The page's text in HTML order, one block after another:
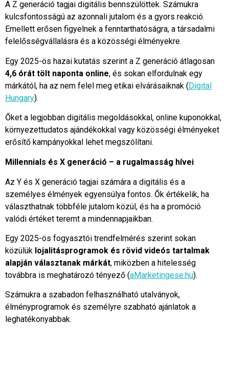
A Z generáció tagjai digitális bennszülöttek. Számukra
kulcsfontosságú az azonnali jutalom és a gyors reakció.
Emellett erősen figyelnek a fenntarthatóságra, a társadalmi
felelősségvállalásra és a közösségi élményekre.
Egy 2025-ös hazai kutatás szerint a Z generáció átlagosan
4,6 órát tölt naponta online, és sokan elfordulnak egy
márkától, ha az nem felel meg etikai elvárásaiknak (Digital
Hungary).
Őket a legjobban digitális megoldásokkal, online kuponokkal,
környezettudatos ajándékokkal vagy közösségi élményeket
erősítő kampányokkal lehet megszólítani.
Millennials és X generáció – a rugalmasság hívei
Az Y és X generáció tagjai számára a digitális és a
személyes élmények egyensúlya fontos. Ők értékelik, ha
választhatnak többféle jutalom közül, és ha a promóció
valódi értéket teremt a mindennapjaikban.
Egy 2025-ös fogyasztói trendfelmérés szerint sokan
közülük lojalitásprogramok és rövid videós tartalmak
alapján választanak márkát, miközben a hitelesség
továbbra is meghatározó tényező (aMarketingese.hu).
Számukra a szabadon felhasználható utalványok,
élményprogramok és személyre szabható ajánlatok a
leghatékonyabbak.